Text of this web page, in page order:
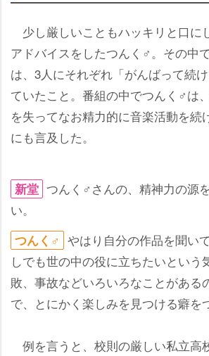
少し厳しいこともハッキリと口に
アドバイスをしたつんく♂。その中
は、3人にそれぞれ「がんばって続
ていたこと。番組の中でつんく♂は
を失ってなお精力的に音楽活動を続
にも言及した。
新堂 つんく♂さんの、精神力の源
い。
つんく♂ はり自分の作品を聞い
しでも世の中の役に立ちたいという
敗、事故などいろいろなことがある
で、とにかく楽しみを見つける癖を
例を言うと、校則の厳しい私立高